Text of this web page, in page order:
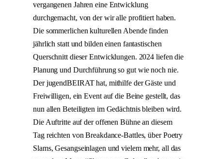
vergangenen Jahren eine Entwicklung
durchgemacht, von der wir alle profitiert haben.
Die sommerlichen kulturellen Abende finden
jährlich statt und bilden einen fantastischen
Querschnitt dieser Entwicklungen. 2024 liefen die
Planung und Durchführung so gut wie noch nie.
Der jugendBEIRAT hat, mithilfe der Gäste und
Freiwilligen, ein Event auf die Beine gestellt, das
nun allen Beteiligten im Gedächtnis bleiben wird.
Die Auftritte auf der offenen Bühne an diesem
Tag reichten von Breakdance-Battles, über Poetry
Slams, Gesangseinlagen und vielem mehr, all das